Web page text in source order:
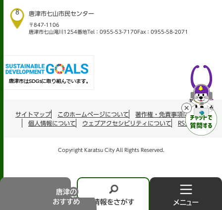
情
8 唐津市七山市民センター
〒847-1106
唐津市七山滝川1254番地Tel：0955-53-7170 Fax：0955-58-2071
サイトマップ このホームページについて
著作権・免責事項について
個人情報について
ウェブアクセシビリティについて RSS配信
Copyright Karatsu City All Rights Reserved.